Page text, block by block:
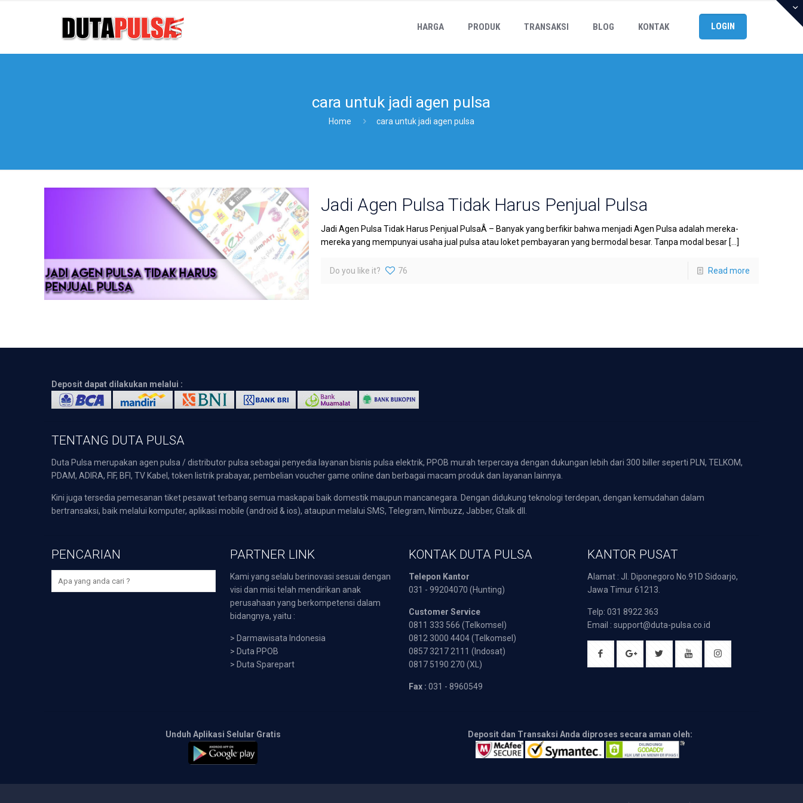
HARGA PRODUK TRANSAKSI BLOG KONTAK LOGIN
cara untuk jadi agen pulsa
Home cara untuk jadi agen pulsa
Jadi Agen Pulsa Tidak Harus Penjual Pulsa
Jadi Agen Pulsa Tidak Harus Penjual PulsaÂ – Banyak yang berfikir bahwa menjadi Agen Pulsa adalah mereka-
mereka yang mempunyai usaha jual pulsa atau loket pembayaran yang bermodal besar. Tanpa modal besar[…]
Do you like it? 76 Read more
Deposit dapat dilakukan melalui :
TENTANG DUTA PULSA
Duta Pulsa merupakan agen pulsa / distributor pulsa sebagai penyedia layanan bisnis pulsa elektrik, PPOB murah terpercaya dengan dukungan lebih dari 300 biller seperti PLN, TELKOM,
PDAM, ADIRA, FIF, BFI, TV Kabel, token listrik prabayar, pembelian voucher game online dan berbagai macam produk dan layanan lainnya.
Kini juga tersedia pemesanan tiket pesawat terbang semua maskapai baik domestik maupun mancanegara. Dengan didukung teknologi terdepan, dengan kemudahan dalam
bertransaksi, baik melalui komputer, aplikasi mobile (android & ios), ataupun melalui SMS, Telegram, Nimbuzz, Jabber, Gtalk dll.
PENCARIAN PARTNER LINK
Kami yang selalu berinovasi sesuai dengan
visi dan misi telah mendirikan anak
perusahaan yang berkompetensi dalam
bidangnya, yaitu :
> Darmawisata Indonesia
> Duta PPOB
> Duta Sparepart
KONTAK DUTA PULSA
Telepon Kantor
031 - 99204070 (Hunting)
Customer Service
0811 333 566 (Telkomsel)
0812 3000 4404 (Telkomsel)
0857 3217 2111 (Indosat)
0817 5190 270 (XL)
Fax : 031 - 8960549
KANTOR PUSAT
Alamat : Jl. Diponegoro No.91D Sidoarjo,
Jawa Timur 61213.
Telp: 031 8922 363
Email : support@duta-pulsa.co.id
Unduh Aplikasi Selular Gratis Deposit dan Transaksi Anda diproses secara aman oleh: